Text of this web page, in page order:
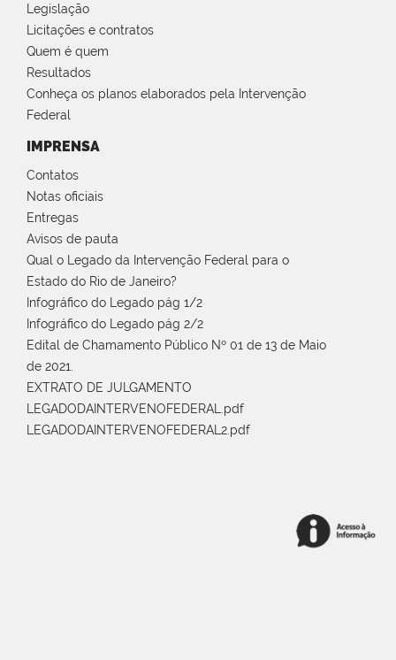
Legislação
Licitações e contratos
Quem é quem
Resultados
Conheça os planos elaborados pela Intervenção
Federal
IMPRENSA
Contatos
Notas oficiais
Entregas
Avisos de pauta
Qual o Legado da Intervenção Federal para o
Estado do Rio de Janeiro?
Infográfico do Legado pág 1/2
Infográfico do Legado pág 2/2
Edital de Chamamento Público Nº 01 de 13 de Maio
de 2021.
EXTRATO DE JULGAMENTO
LEGADODAINTERVENOFEDERAL.pdf
LEGADODAINTERVENOFEDERAL2.pdf